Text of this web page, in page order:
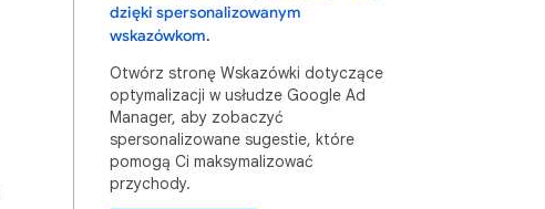
dzięki spersonalizowanym
wskazówkom.
Otwórz stronę Wskazówki dotyczące
optymalizacji w usłudze Google Ad
Manager, aby zobaczyć
spersonalizowane sugestie, które
pomogą Ci maksymalizować
przychody.